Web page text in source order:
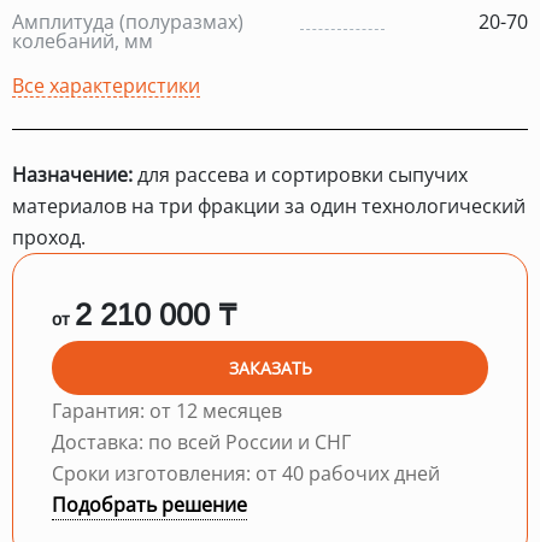
Амплитуда (полуразмах)
колебаний, мм
20-70
Все характеристики
Назначение:для рассева и сортировки сыпучих
материалов на три фракции за один технологический
проход.
от 2 210 000 ₸
ЗАКАЗАТЬ
Гарантия: от 12 месяцев
Доставка: по всей России и СНГ
Сроки изготовления: от 40 рабочих дней
Подобрать решение